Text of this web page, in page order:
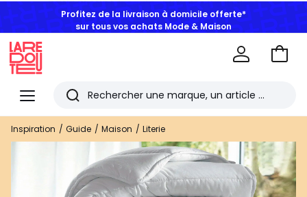
Profitez de la livraison à domicile offerte*
sur tous vos achats Mode & Maison
Menu
Redoute
Rechercher
Les
derniers
articles
consultés
Aller
Inspiration Guide Maison Literie